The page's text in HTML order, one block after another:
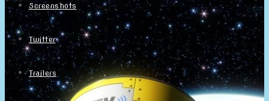
Screenshots
Twitter
Trailers